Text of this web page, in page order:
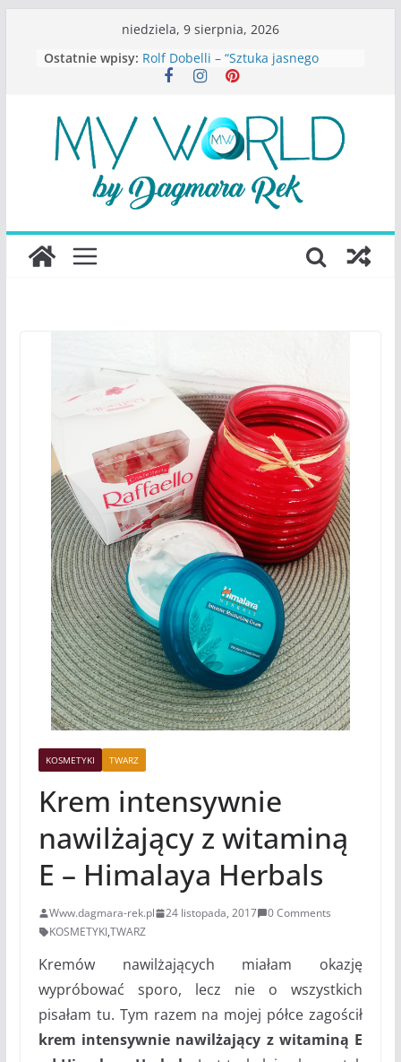
niedziela, 9 sierpnia, 2026
Ostatnie wpisy: Rolf Dobelli – “Sztuka jasnego
myślenia”
Konstancina. Sekrety seksbiznesu”
Katarzyna Lewandowicz – Zanim
straciliśmy siebie
Judith Joseph – “Wysoko
funkcjonująca depresja”
S.Wynn-Williams – “Bezwzględni. O
największego portalu
KOSMETYKI TWARZ
Krem intensywnie
nawilżający z witaminą
E – Himalaya Herbals
Www.dagmara-rek.pl 24 listopada, 2017
0 Comments
KOSMETYKI,TWARZ
Kremów nawilżających miałam okazję
wypróbować sporo, lecz nie o wszystkich
pisałam tu. Tym razem na mojej półce zagościł
krem intensywnie nawilżający z witaminą E